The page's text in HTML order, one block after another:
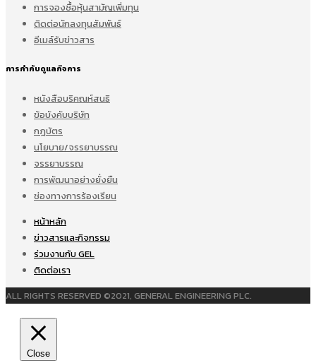
การจองซื้อหุ้นสามัญเพิ่มทุน
ติดต่อนักลงทุนสัมพันธ์
อีเมล์รับข่าวสาร
การกำกับดูแลกิจการ
หนังสือบริคณห์สนธิ
ข้อบังคับบริษัท
กฎบัตร
นโยบาย/จรรยาบรรณ
จรรยาบรรณ
การพัฒนาอย่างยั่งยืน
ช่องทางการร้องเรียน
หน้าหลัก
ข่าวสารและกิจกรรม
ร่วมงานกับ GEL
ติดต่อเรา
ALL RIGHTS RESERVED ©2021, GENERAL ENGINEERING PLC.
Close